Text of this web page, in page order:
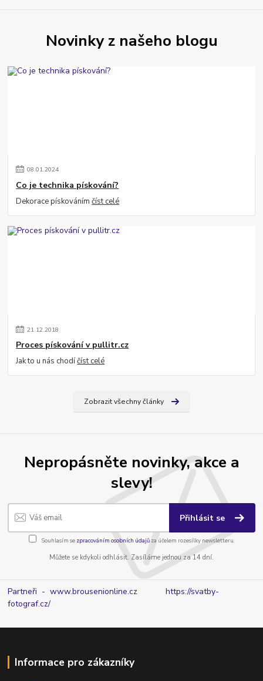
Novinky z našeho blogu
08.01.2024
Co je technika pískování?
Dekorace pískovánímčíst celé
21.12.2018
Proces pískování v pullitr.cz
Jak to u nás chodíčíst celé
Zobrazit všechny články
Nepropásněte novinky, akce a
slevy!
Přihlásit se
Souhlasím se zpracováním osobních údajůza účelem rozesílky newsletteru.
Můžete se kdykoli odhlásit. Zasíláme jednou za 14 dní.
Partneři - www.brousenionline.czhttps://svatby-
fotograf.cz/
Informace pro zákazníky